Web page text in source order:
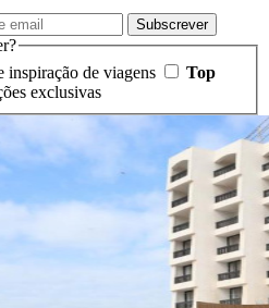
Subscrever
inspiração de viagens
Top
exclusivas